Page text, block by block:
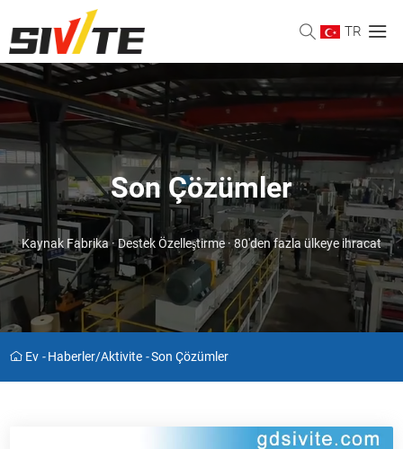
TR
Son Çözümler
Kaynak Fabrika · Destek Özelleştirme · 80'den fazla ülkeye ihracat
Ev - Haberler/aktivite -Son Çözümler